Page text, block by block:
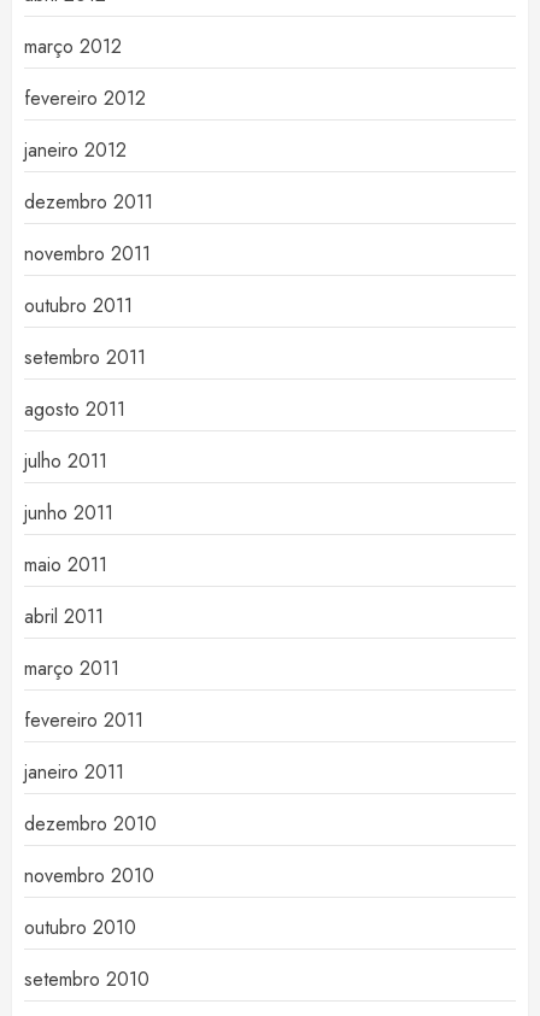
março 2012
fevereiro 2012
janeiro 2012
dezembro 2011
novembro 2011
outubro 2011
setembro 2011
agosto 2011
julho 2011
junho 2011
maio 2011
abril 2011
março 2011
fevereiro 2011
janeiro 2011
dezembro 2010
novembro 2010
outubro 2010
setembro 2010